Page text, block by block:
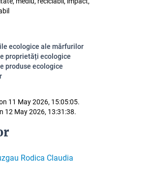
ecologice ale mărfurilor
proprietăți ecologice
produse ecologice
11 May 2026, 15:05:05.
12 May 2026, 13:31:38.
Rodica Claudia